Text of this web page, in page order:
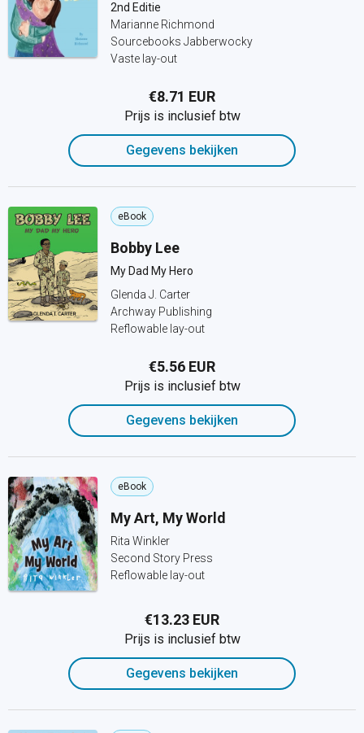
2nd Editie
Marianne Richmond
Sourcebooks Jabberwocky
Vaste lay-out
€8.71 EUR
Prijs is inclusief btw
Gegevens bekijken
eBook
Bobby Lee
My Dad My Hero
Glenda J. Carter
Archway Publishing
Reflowable lay-out
€5.56 EUR
Prijs is inclusief btw
Gegevens bekijken
eBook
My Art, My World
Rita Winkler
Second Story Press
Reflowable lay-out
€13.23 EUR
Prijs is inclusief btw
Gegevens bekijken